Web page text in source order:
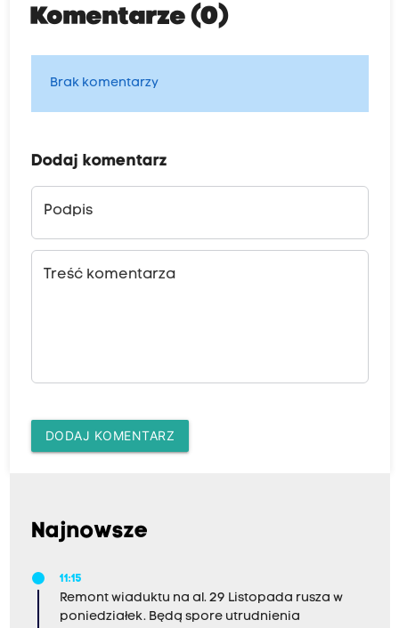
Komentarze (0)
Brak komentarzy
Dodaj komentarz
Podpis
Treść komentarza
DODAJ KOMENTARZ
Najnowsze
11:15
Remont wiaduktu na al. 29 Listopada rusza w
poniedziałek. Będą spore utrudnienia